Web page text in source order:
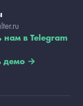
нам в Telegram
демо →